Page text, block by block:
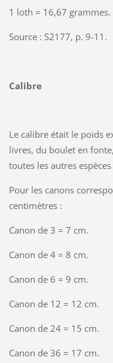
1 loth = 16,67 grammes.
Source : S2177, p. 9-11.
Calibre
Le calibre était le poids
livres, du boulet en
toutes les autres
Pour les canons
centimètres :
Canon de 3 = 7 cm.
Canon de 4 = 8 cm.
Canon de 6 = 9 cm.
Canon de 12 = 12 cm.
Canon de 24 = 15 cm.
Canon de 36 = 17 cm.